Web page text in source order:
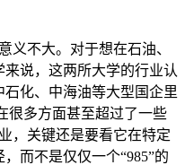
义不大。对于想在石油、
说，这两所大学的行业认
化、中海油等大型国企里
很多方面甚至超过了一些
，关键还是要看它在特定
而不是仅仅一个“985”的